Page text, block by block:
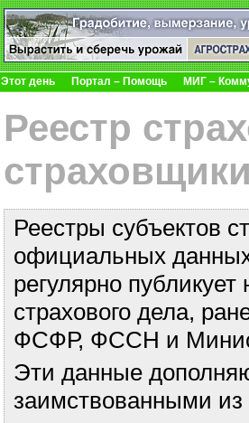
Этот день Портал – Помощь МИГ –
Реестр
Реестры субъектов
официальных данных
регулярно
страхового дела,
ФСФР, ФССН и
Эти данные
заимствованными